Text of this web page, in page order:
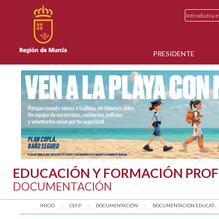
PRESIDENTE
EDUCACIÓN Y FORMACIÓN
DOCUMENTACIÓN
INICIO CEFP DOCUMENTACIÓN DOCUMENTACIÓN EDUCAT...